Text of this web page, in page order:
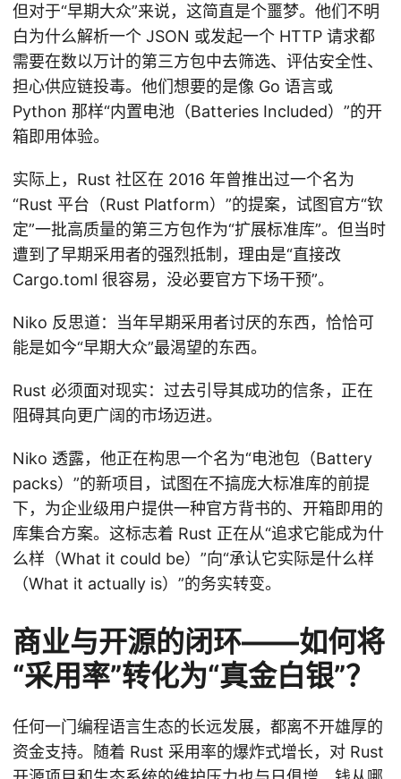
但对于“早期大众”来说，这简直是个噩梦。他们不明
白为什么解析一个 JSON 或发起一个 HTTP 请求都
需要在数以万计的第三方包中去筛选、评估安全性、
担心供应链投毒。他们想要的是像 Go 语言或
Python 那样“内置电池（Batteries Included）”的开
箱即用体验。
实际上，Rust 社区在 2016 年曾推出过一个名为
“Rust 平台（Rust Platform）”的提案，试图官方“钦
定”一批高质量的第三方包作为“扩展标准库”。但当时
遭到了早期采用者的强烈抵制，理由是“直接改
Cargo.toml 很容易，没必要官方下场干预”。
Niko 反思道：当年早期采用者讨厌的东西，恰恰可
能是如今“早期大众”最渴望的东西。
Rust 必须面对现实：过去引导其成功的信条，正在
阻碍其向更广阔的市场迈进。
Niko 透露，他正在构思一个名为“电池包（Battery
packs）”的新项目，试图在不搞庞大标准库的前提
下，为企业级用户提供一种官方背书的、开箱即用的
库集合方案。这标志着 Rust 正在从“追求它能成为什
么样（What it could be）”向“承认它实际是什么样
（What it actually is）”的务实转变。
商业与开源的闭环——如何将
“采用率”转化为“真金白银”？
任何一门编程语言生态的长远发展，都离不开雄厚的
资金支持。随着 Rust 采用率的爆炸式增长，对 Rust